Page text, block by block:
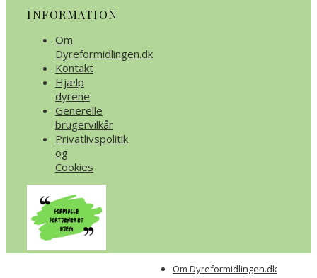
INFORMATION
Om
Dyreformidlingen.dk
Kontakt
Hjælp
dyrene
Generelle
brugervilkår
Privatlivspolitik
og
Cookies
Om Dyreformidlingen.dk